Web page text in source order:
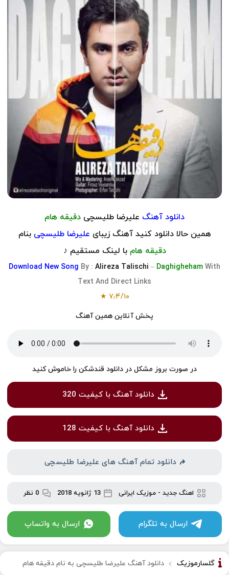
دانلود آهنگ علیرضا طلیسچی دقیقه هام
همین حالا دانلود کنید آهنگ زیبای علیرضا طلیسچی بنام
دقیقه هام با لینک مستقیم ♪
Download New Song By : Alireza Talischi – Daghigheham With
Text And Direct Links
۷٫۴/۱۰
★
پخش آنلاین همین آهنگ
در صورت بروز مشکل در دانلود قندشکن را خاموش کنید
دانلود آهنگ با کیفیت 320
دانلود آهنگ با کیفیت 128
دانلود تمام آهنگ های علیرضا طلیسچی
اهنگ جدید- موزیک ایرانی 13 ژانویه 2018 0 نظر
ارسال به تلگرام ارسال به واتساپ
گلسارموزیک دانلود آهنگ علیرضا طلیسچی به نام دقیقه هام